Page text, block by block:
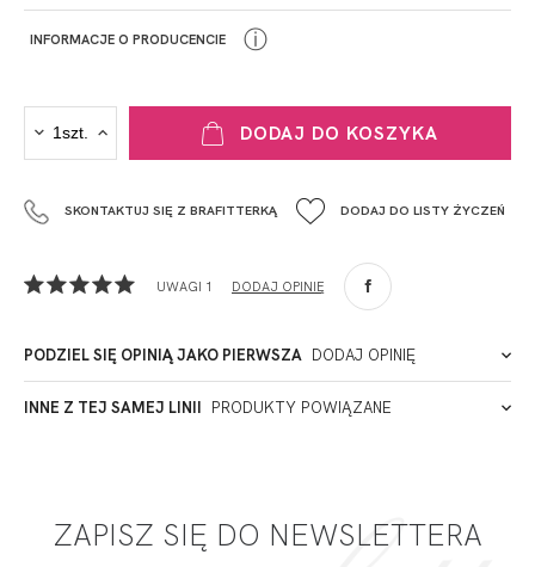
INFORMACJE O PRODUCENCIE
Fashiontex Group Sp.z o.o. Spółka komandytowa
+48 42 719 43 15
90-057
Polska
ADRES PUNKTU KONTAKTOWEGO
ⓘ
DODAJ DO KOSZYKA
SKONTAKTUJ SIĘ Z BRAFITTERKĄ DODAJ DO LISTY ŻYCZEŃ
UWAGI 1 DODAJ OPINIĘ
PODZIEL SIĘ OPINIĄ JAKO PIERWSZA DODAJ OPINIĘ
Ten biustonosz to rewelacja, piersi wyglądają w nim
fantastycznie :-) Polecam go serdecznie.
INNE Z TEJ SAMEJ LINII PRODUKTY POWIĄZANE
ZAPISZ SIĘ DO NEWSLETTERA